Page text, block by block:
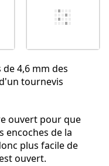
4,6 mm des
tournevis
ouvert pour que
encoches de la
plus facile de
ouvert.